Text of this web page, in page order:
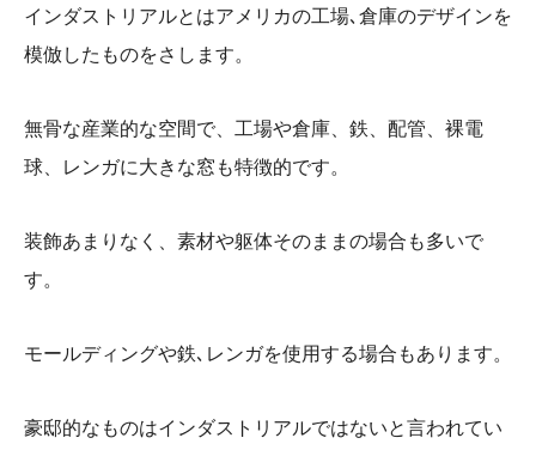
インダストリアルとはアメリカの工場､倉庫のデザインを
模倣したものをさします。
無骨な産業的な空間で、 工場や倉庫、鉄、配管、裸電
球、レンガに大きな窓も特徴的です。
装飾あまりなく、素材や躯体そのままの場合も多いで
す。
モールディングや鉄､レンガを使用する場合もあります。
豪邸的なものはインダストリアルではないと言われてい